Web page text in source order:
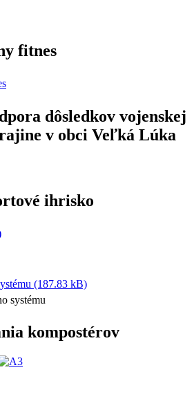
fitnes
dôsledkov vojenskej
v obci Veľká Lúka
ihrisko
(187.83 kB)
kompostérov